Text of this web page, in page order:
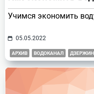
Учимся экономить
05.05.2022
АРХИВ ВОДОКАНАЛ